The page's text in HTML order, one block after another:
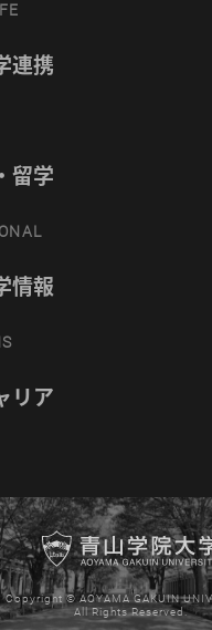
連携
留学
情報
リア
Copyright © AOYAMA GAKUIN
All Rights Reserved.